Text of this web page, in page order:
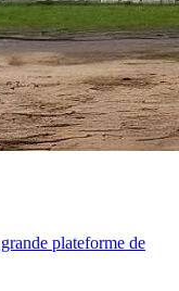
plateforme de